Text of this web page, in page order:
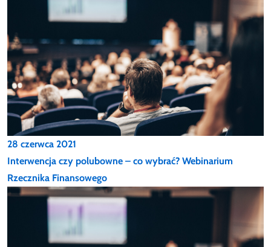
28 czerwca 2021
Interwencja czy polubowne – co wybrać? Webinarium
Rzecznika Finansowego